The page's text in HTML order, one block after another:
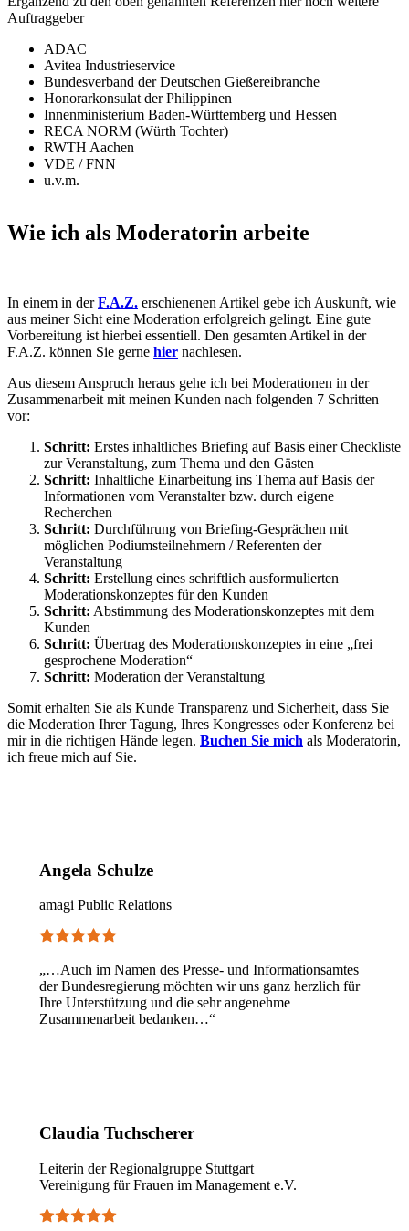
Auftraggeber
ADAC
Avitea Industrieservice
Bundesverband der Deutschen Gießereibranche
Honorarkonsulat der Philippinen
Innenministerium Baden-Württemberg und Hessen
RECA NORM (Würth Tochter)
RWTH Aachen
VDE / FNN
u.v.m.
Wie ich als Moderatorin arbeite
In einem in derF.A.Z. erschienenen Artikel gebe ich Auskunft, wie
aus meiner Sicht eine Moderation erfolgreich gelingt. Eine gute
Vorbereitung ist hierbei essentiell. Den gesamten Artikel in der
F.A.Z. können Sie gerne hier nachlesen.
Aus diesem Anspruch heraus gehe ich bei Moderationen in der
Zusammenarbeit mit meinen Kunden nach folgenden 7 Schritten
vor:
Schritt: Erstes inhaltliches Briefing auf Basis einer Checkliste
zur Veranstaltung, zum Thema und den Gästen
Schritt: Inhaltliche Einarbeitung ins Thema auf Basis der
Informationen vom Veranstalter bzw. durch eigene
Recherchen
Schritt: Durchführung von Briefing-Gesprächen mit
möglichen Podiumsteilnehmern / Referenten der
Veranstaltung
Schritt: Erstellung eines schriftlich ausformulierten
Moderationskonzeptes für den Kunden
Schritt: Abstimmung des Moderationskonzeptes mit dem
Kunden
Schritt: Übertrag des Moderationskonzeptes in eine „frei
gesprochene Moderation“
Schritt: Moderation der Veranstaltung
Somit erhalten Sie als Kunde Transparenz und Sicherheit, dass Sie
die Moderation Ihrer Tagung, Ihres Kongresses oder Konferenz bei
mir in die richtigen Hände legen. Buchen Sie mich als Moderatorin,
ich freue mich auf Sie.
Angela Schulze
amagi Public Relations
„…Auch im Namen des Presse- und Informationsamtes
der Bundesregierung möchten wir uns ganz herzlich für
Ihre Unterstützung und die sehr angenehme
Zusammenarbeit bedanken…“
Claudia Tuchscherer
Leiterin der Regionalgruppe Stuttgart
Vereinigung für Frauen im Management e.V.